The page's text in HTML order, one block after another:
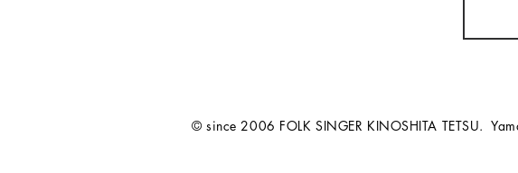
© since 2006 FOLK SINGER KINOSHITA TETSU.